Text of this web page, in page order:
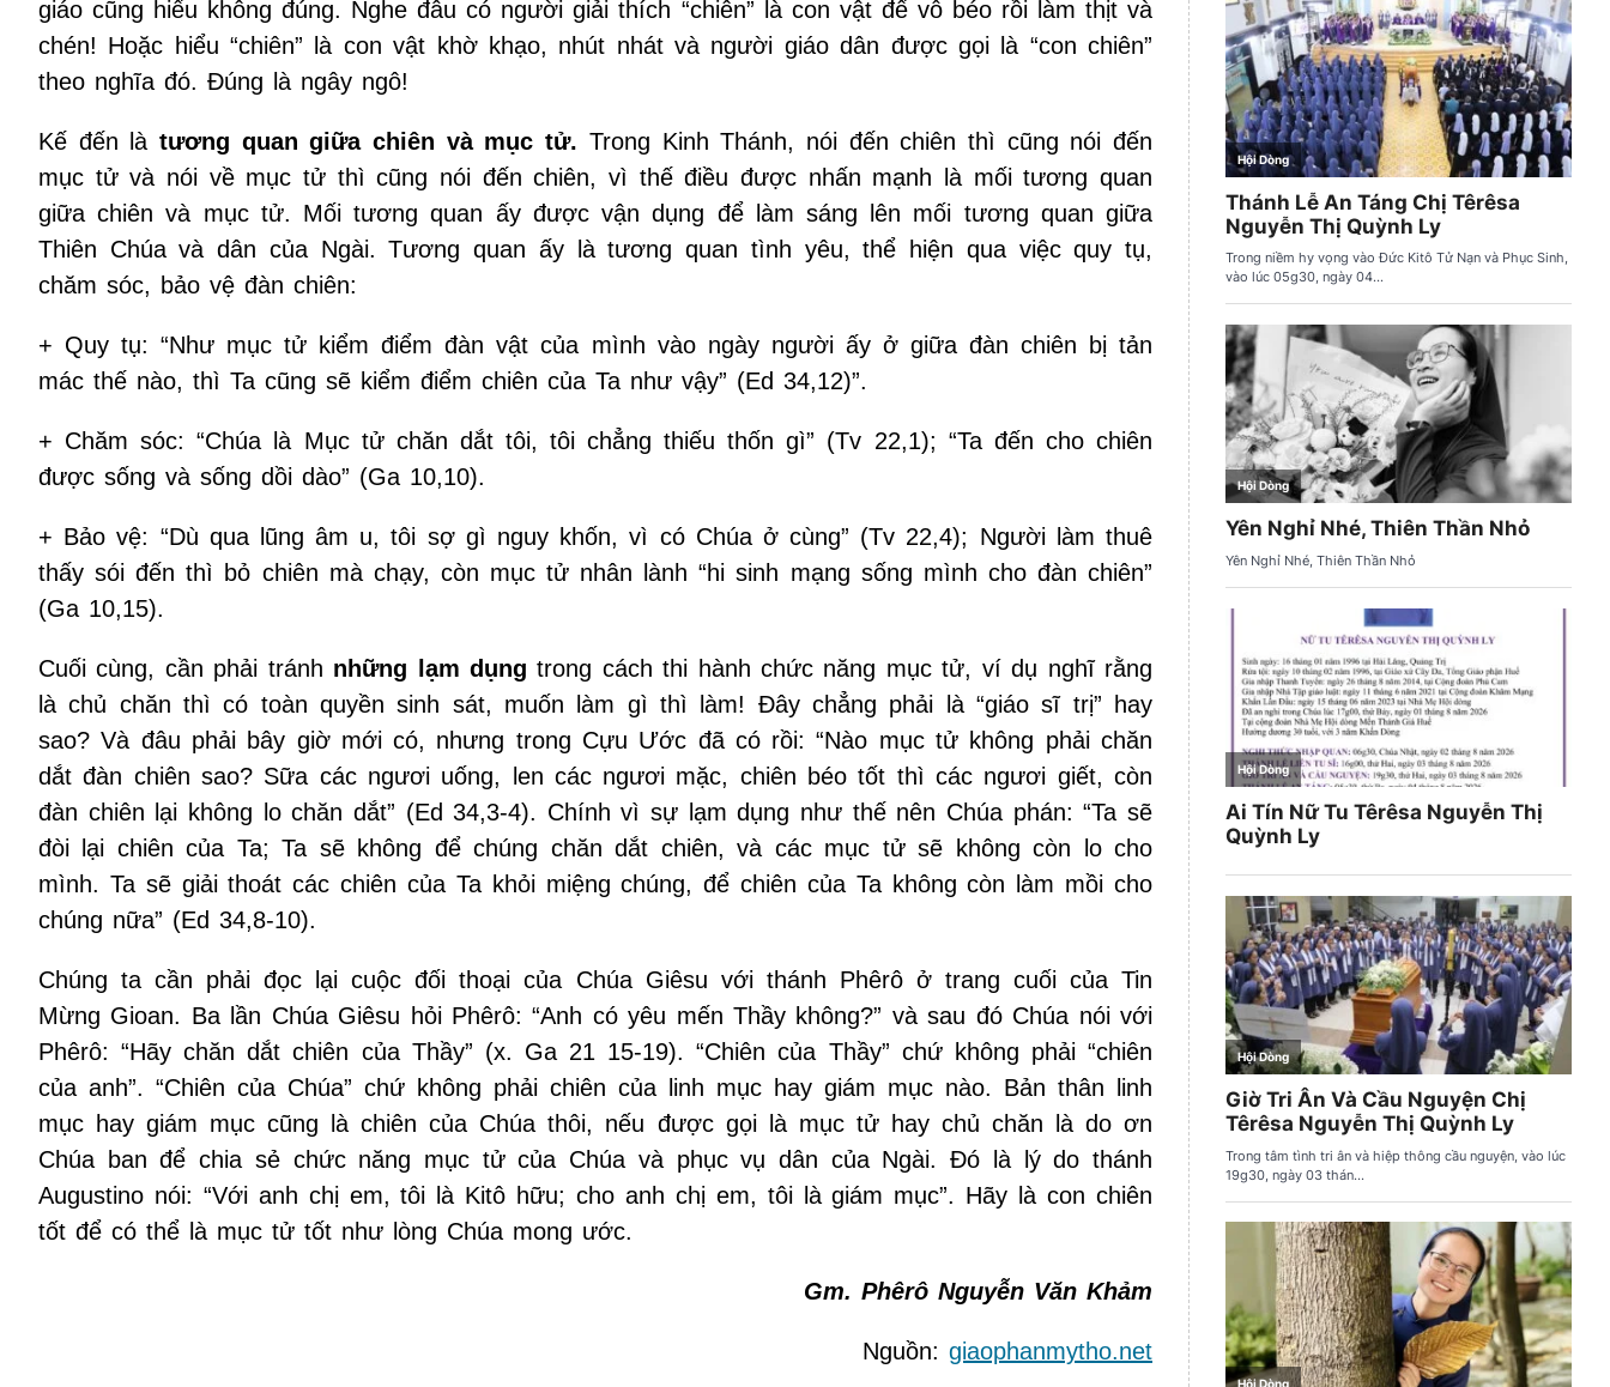
giáo cũng hiểu không đúng. Nghe đâu có người giải thích “chiên” là con vật để vỗ béo rồi làm thịt và
chén! Hoặc hiểu “chiên” là con vật khờ khạo, nhút nhát và người giáo dân được gọi là “con chiên”
theo nghĩa đó. Đúng là ngây ngô!
Kế đến làtương quan giữa chiên và mục tử. Trong Kinh Thánh, nói đến chiên thì cũng nói đến
mục tử và nói về mục tử thì cũng nói đến chiên, vì thế điều được nhấn mạnh là mối tương quan
giữa chiên và mục tử. Mối tương quan ấy được vận dụng để làm sáng lên mối tương quan giữa
Thiên Chúa và dân của Ngài. Tương quan ấy là tương quan tình yêu, thể hiện qua việc quy tụ,
chăm sóc, bảo vệ đàn chiên:
+ Quy tụ: “Như mục tử kiểm điểm đàn vật của mình vào ngày người ấy ở giữa đàn chiên bị tản
mác thế nào, thì Ta cũng sẽ kiểm điểm chiên của Ta như vậy” (Ed 34,12)”.
+ Chăm sóc: “Chúa là Mục tử chăn dắt tôi, tôi chẳng thiếu thốn gì” (Tv 22,1); “Ta đến cho chiên
được sống và sống dồi dào” (Ga 10,10).
+ Bảo vệ: “Dù qua lũng âm u, tôi sợ gì nguy khốn, vì có Chúa ở cùng” (Tv 22,4); Người làm thuê
thấy sói đến thì bỏ chiên mà chạy, còn mục tử nhân lành “hi sinh mạng sống mình cho đàn chiên”
(Ga 10,15).
Cuối cùng, cần phải tránh những lạm dụng trong cách thi hành chức năng mục tử, ví dụ nghĩ rằng
là chủ chăn thì có toàn quyền sinh sát, muốn làm gì thì làm! Đây chẳng phải là “giáo sĩ trị” hay
sao? Và đâu phải bây giờ mới có, nhưng trong Cựu Ước đã có rồi: “Nào mục tử không phải chăn
dắt đàn chiên sao? Sữa các ngươi uống, len các ngươi mặc, chiên béo tốt thì các ngươi giết, còn
đàn chiên lại không lo chăn dắt” (Ed 34,3-4). Chính vì sự lạm dụng như thế nên Chúa phán: “Ta sẽ
đòi lại chiên của Ta; Ta sẽ không để chúng chăn dắt chiên, và các mục tử sẽ không còn lo cho
mình. Ta sẽ giải thoát các chiên của Ta khỏi miệng chúng, để chiên của Ta không còn làm mồi cho
chúng nữa” (Ed 34,8-10).
Chúng ta cần phải đọc lại cuộc đối thoại của Chúa Giêsu với thánh Phêrô ở trang cuối của Tin
Mừng Gioan. Ba lần Chúa Giêsu hỏi Phêrô: “Anh có yêu mến Thầy không?” và sau đó Chúa nói với
Phêrô: “Hãy chăn dắt chiên của Thầy” (x. Ga 21 15-19). “Chiên của Thầy” chứ không phải “chiên
của anh”. “Chiên của Chúa” chứ không phải chiên của linh mục hay giám mục nào. Bản thân linh
mục hay giám mục cũng là chiên của Chúa thôi, nếu được gọi là mục tử hay chủ chăn là do ơn
Chúa ban để chia sẻ chức năng mục tử của Chúa và phục vụ dân của Ngài. Đó là lý do thánh
Augustino nói: “Với anh chị em, tôi là Kitô hữu; cho anh chị em, tôi là giám mục”. Hãy là con chiên
tốt để có thể là mục tử tốt như lòng Chúa mong ước.
Gm. Phêrô Nguyễn Văn Khảm
Nguồn: giaophanmytho.net